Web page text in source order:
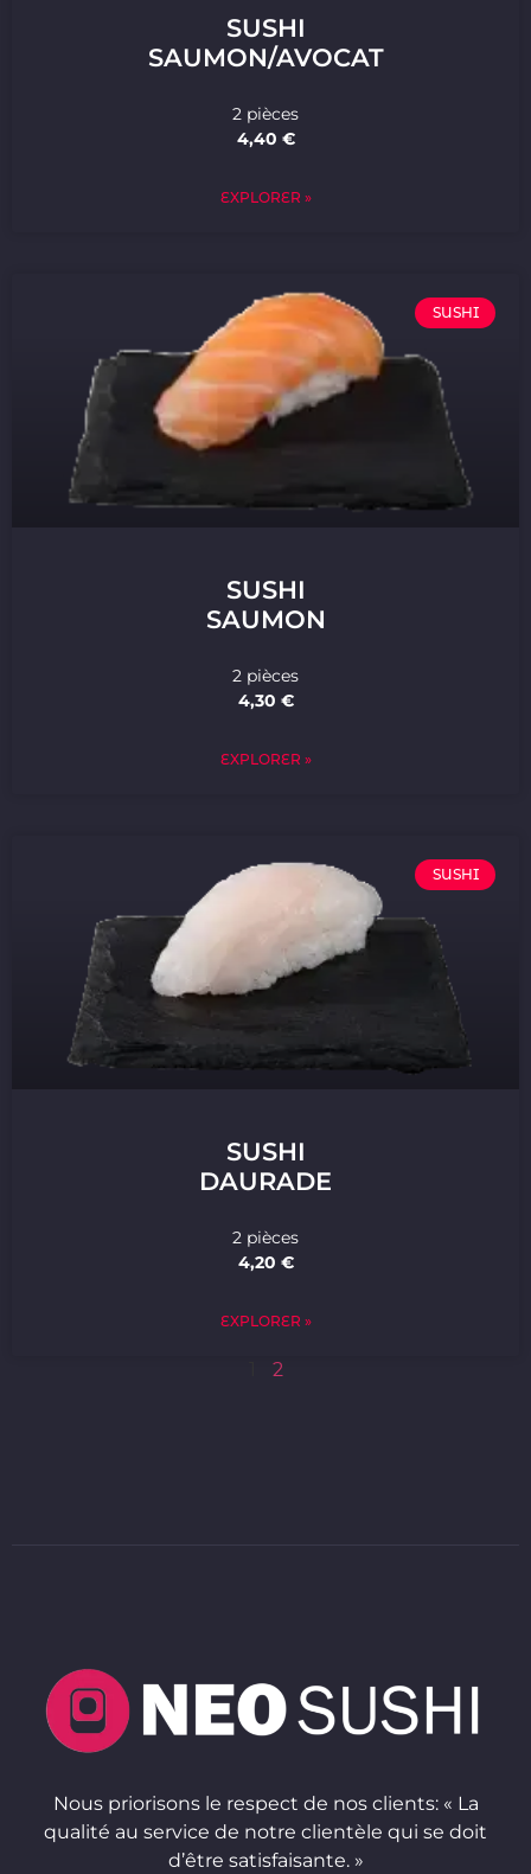
SUSHI
SAUMON/AVOCAT
2 pièces
4,40 €
EXPLORER »
SUSHI
SUSHI
SAUMON
2 pièces
4,30 €
EXPLORER »
SUSHI
SUSHI
DAURADE
2 pièces
4,20 €
EXPLORER »
2
Nous priorisons le respect de nos clients: « La
qualité au service de notre clientèle qui se doit
d’être satisfaisante. »